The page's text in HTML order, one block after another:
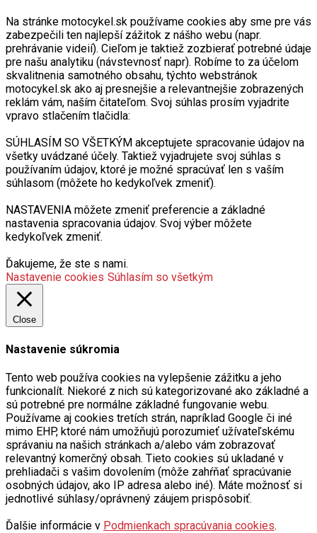
Na stránke motocykel.sk používame cookies aby sme pre vás
zabezpečili ten najlepší zážitok z nášho webu (napr.
prehrávanie videií). Cieľom je taktiež zozbierať potrebné údaje
pre našu analytiku (návstevnosť napr). Robíme to za účelom
skvalitnenia samotného obsahu, týchto webstránok
motocykel.sk ako aj presnejšie a relevantnejšie zobrazených
reklám vám, naším čitateľom. Svoj súhlas prosím vyjadrite
vpravo stlačením tlačidla:
SÚHLASÍM SO VŠETKÝM akceptujete spracovanie údajov na
všetky uvádzané účely. Taktiež vyjadrujete svoj súhlas s
používaním údajov, ktoré je možné spracúvať len s vaším
súhlasom (môžete ho kedykoľvek zmeniť).
NASTAVENIA môžete zmeniť preferencie a základné
nastavenia spracovania údajov. Svoj výber môžete
kedykoľvek zmeniť.
Ďakujeme, že ste s nami.
Nastavenie cookies Súhlasím so všetkým
Close
Nastavenie súkromia
Tento web používa cookies na vylepšenie zážitku a jeho
funkcionalít. Niekoré z nich sú kategorizované ako základné a
sú potrebné pre normálne základné fungovanie webu.
Používame aj cookies tretích strán, napríklad Google či iné
mimo EHP, ktoré nám umožňujú porozumieť užívateľskému
správaniu na našich stránkach a/alebo vám zobrazovať
relevantný komerčný obsah. Tieto cookies sú ukladané v
prehliadači s vašim dovolením (môže zahŕňať spracúvanie
osobných údajov, ako IP adresa alebo iné). Máte možnosť si
jednotlivé súhlasy/oprávnený záujem prispôsobiť.
Ďalšie informácie v Podmienkach spracúvania cookies.